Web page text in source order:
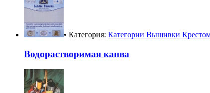
• Категория: Категории Вышивки
Водорастворимая канва